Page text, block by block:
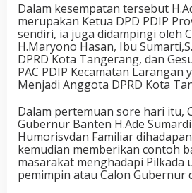
Dalam kesempatan tersebut
merupakan Ketua DPD PDIP
sendiri, ia juga didampingi oleh
H.Maryono Hasan, Ibu
DPRD Kota Tangerang, dan
PAC PDIP Kecamatan Larangan
Menjadi Anggota DPRD Kota
Dalam pertemuan sore hari itu,
Gubernur Banten H.Ade
Humorisvdan Familiar
kemudian memberikan contoh
masarakat menghadapi Pilkada
pemimpin atau Calon Gubernur